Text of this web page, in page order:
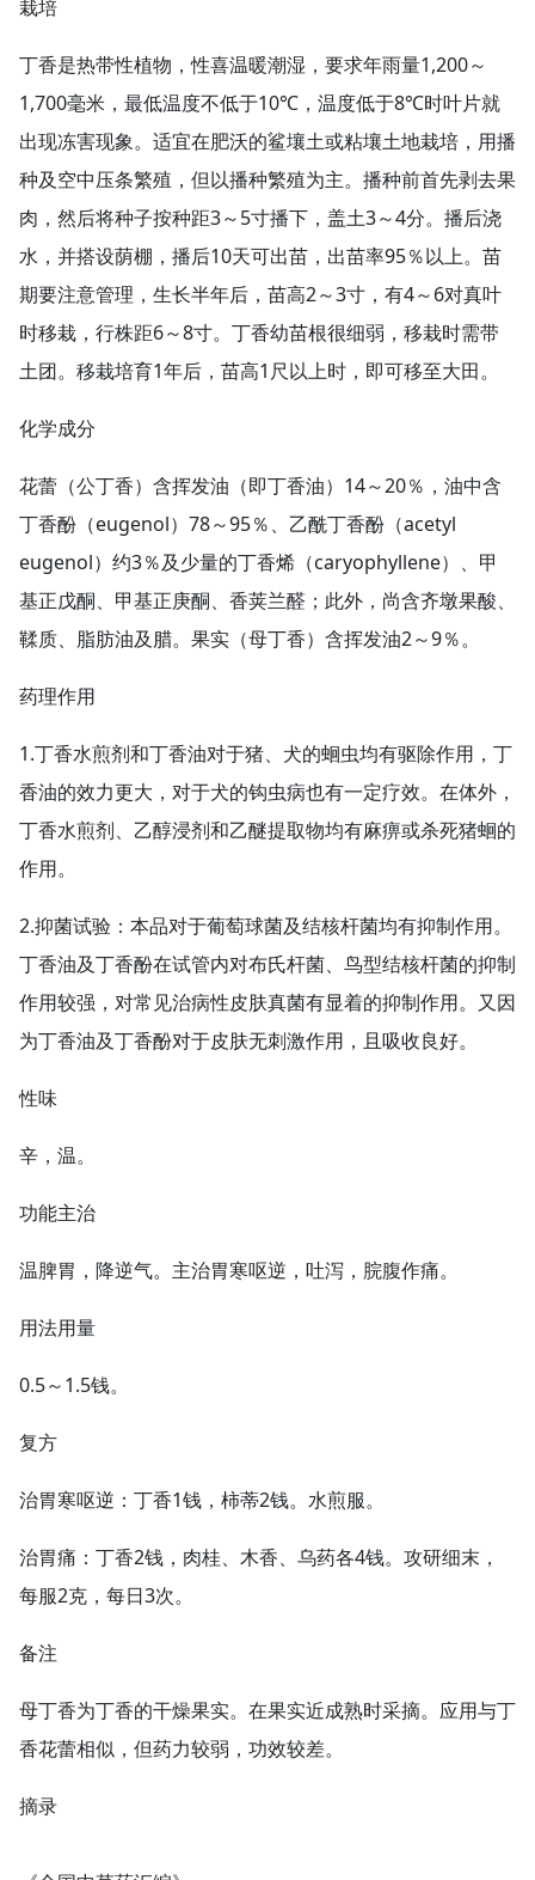
栽培
丁香是热带性植物，性喜温暖潮湿，要求年雨量1,200～
1,700毫米，最低温度不低于10℃，温度低于8℃时叶片就
出现冻害现象。适宜在肥沃的鲨壤土或粘壤土地栽培，用播
种及空中压条繁殖，但以播种繁殖为主。播种前首先剥去果
肉，然后将种子按种距3～5寸播下，盖土3～4分。播后浇
水，并搭设荫棚，播后10天可出苗，出苗率95％以上。苗
期要注意管理，生长半年后，苗高2～3寸，有4～6对真叶
时移栽，行株距6～8寸。丁香幼苗根很细弱，移栽时需带
土团。移栽培育1年后，苗高1尺以上时，即可移至大田。
化学成分
花蕾（公丁香）含挥发油（即丁香油）14～20％，油中含
丁香酚（eugenol）78～95％、乙酰丁香酚（acetyl
eugenol）约3％及少量的丁香烯（caryophyllene）、甲
基正戊酮、甲基正庚酮、香荚兰醛；此外，尚含齐墩果酸、
鞣质、脂肪油及腊。果实（母丁香）含挥发油2～9％。
药理作用
1.丁香水煎剂和丁香油对于猪、犬的蛔虫均有驱除作用，丁
香油的效力更大，对于犬的钩虫病也有一定疗效。在体外，
丁香水煎剂、乙醇浸剂和乙醚提取物均有麻痹或杀死猪蛔的
作用。
2.抑菌试验：本品对于葡萄球菌及结核杆菌均有抑制作用。
丁香油及丁香酚在试管内对布氏杆菌、鸟型结核杆菌的抑制
作用较强，对常见治病性皮肤真菌有显着的抑制作用。又因
为丁香油及丁香酚对于皮肤无刺激作用，且吸收良好。
性味
辛，温。
功能主治
温脾胃，降逆气。主治胃寒呕逆，吐泻，脘腹作痛。
用法用量
0.5～1.5钱。
复方
治胃寒呕逆：丁香1钱，柿蒂2钱。水煎服。
治胃痛：丁香2钱，肉桂、木香、乌药各4钱。攻研细末，
每服2克，每日3次。
备注
母丁香为丁香的干燥果实。在果实近成熟时采摘。应用与丁
香花蕾相似，但药力较弱，功效较差。
摘录